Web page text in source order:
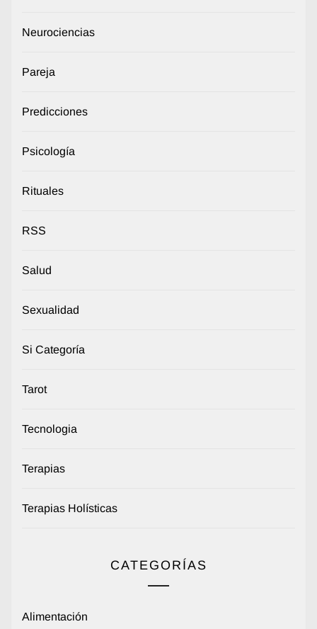
Neurociencias
Pareja
Predicciones
Psicología
Rituales
RSS
Salud
Sexualidad
Si Categoría
Tarot
Tecnologia
Terapias
Terapias Holísticas
CATEGORÍAS
Alimentación